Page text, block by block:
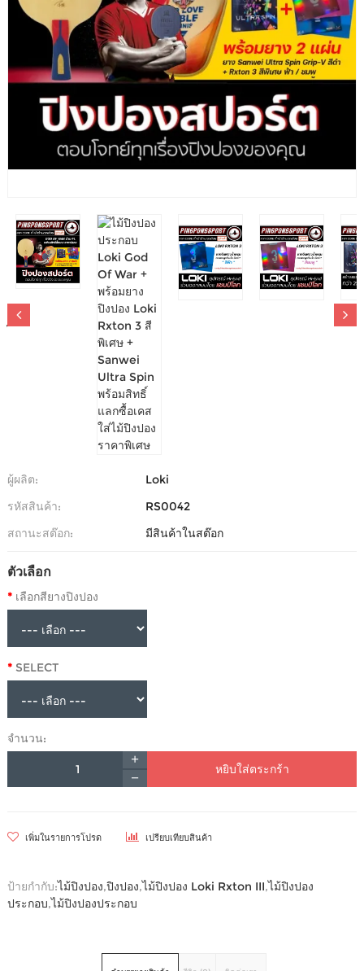
ไม้ปิงปองประกอบ LOKI GOD OF WAR + พร้อมยาง
ปิงปอง LOKI RXTON 3 สีพิเศษ + SANWEI ULTRA
SPIN พร้อมสิทธิ์แลกซื้อเคสใส่ไม้ปิงปอง ราคาพิเศษ
0 รีวิว-เขียนรีวิว
1,990.00บาท
ผู้ผลิต:
Loki
รหัสสินค้า:
RS0042
สถานะสต๊อก:
มีสินค้าในสต๊อก
ตัวเลือก
เลือกสียางปิงปอง
SELECT
จำนวน:
หยิบใส่ตระกร้า
เพิ่มในรายการโปรด เปรียบเทียบสินค้า
ป้ายกำกับ:ไม้ปิงปอง,ปิงปอง,ไม้ปิงปอง Loki Rxton III,ไม้ปิงปอง
ประกอบ,ไม้ปิงปองประกอบ